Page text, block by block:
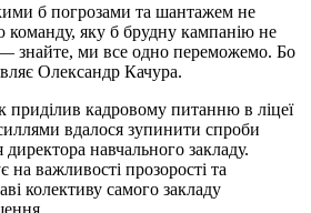
б погрозами та шантажем не
яку б брудну кампанію не
знайте, ми все одно переможемо. Бо
Олександр Качура.
приділив кадровому питанню в ліцеї
вдалося зупинити спроби
директора навчального закладу.
важливості прозорості та
колективу самого закладу